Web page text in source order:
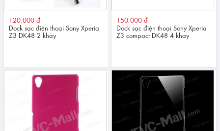
120.000 đ
Dock sạc điện thoại Sony Xperia
Z3 DK48 2 khay
150.000 đ
Dock sạc điện thoại Sony Xperia
Z3 compact DK48 4 khay